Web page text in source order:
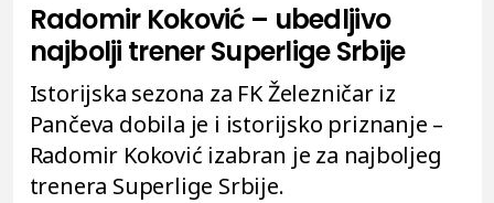
Radomir Koković – ubedljivo
najbolji trener Superlige Srbije
Istorijska sezona za FK Železničar iz
Pančeva dobila je i istorijsko priznanje –
Radomir Koković izabran je za najboljeg
trenera Superlige Srbije.